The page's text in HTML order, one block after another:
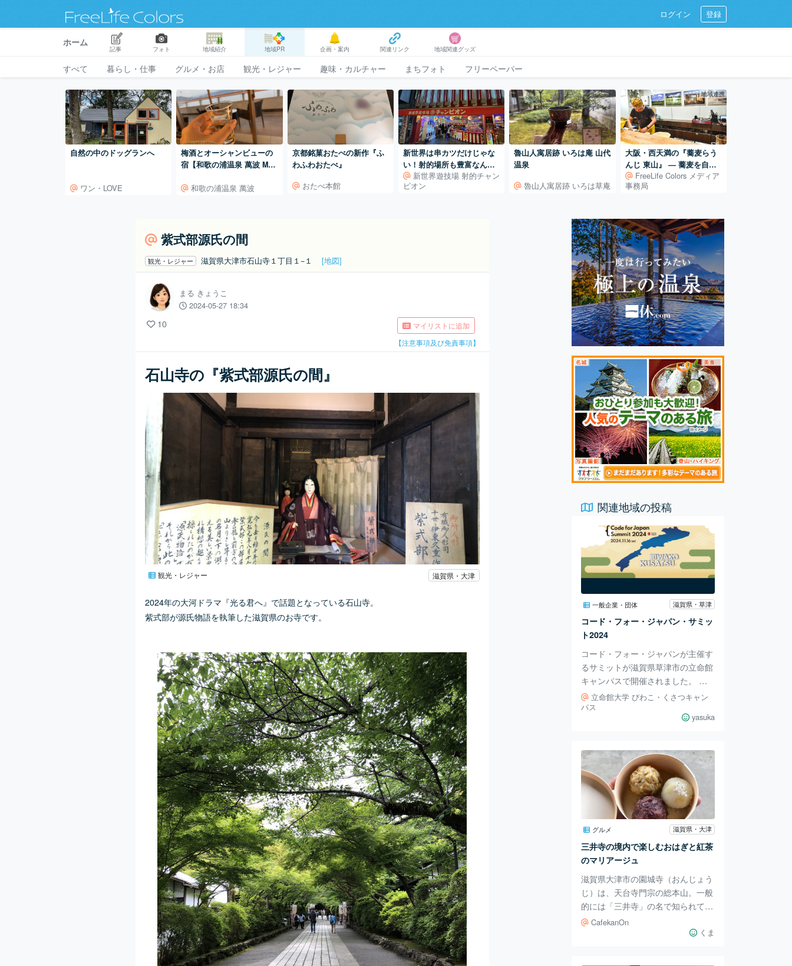
ログイン 登録
ホーム
記事 フォト 地域紹介 地域PR 企画・案内 関連リンク 地域関連グッズ
すべて 暮らし・仕事 グルメ・お店 観光・レジャー 趣味・カルチャー まちフォト フリーペーパー
自然の中のドッグランへ
ワン・LOVE
梅酒とオーシャンビューの
宿【和歌の浦温泉 萬波 MA
和歌の浦温泉 萬波
京都銘菓おたべの新作『ふ
わふわおたべ』
おたべ本館
新世界は串カツだけじゃな
い！射的場所も豊富なんで
す♪新世界遊技場 射的チャン
ピオン
魯山人寓居跡 いろは庵 山代
温泉
魯山人寓居跡 いろは草庵
地域連携
大阪・西天満の『蕎麦らう
んじ 東山』 ― 蕎麦を自ら
学び、打ち続ける日常
FreeLife Colors メディア
事務局
紫式部源氏の間
観光・レジャー 滋賀県大津市石山寺１丁目１−１ [地図]
まる きょうこ
2024-05-27 18:34
10
マイリストに追加
【注意事項及び免責事項】
石山寺の『紫式部源氏の間』
観光・レジャー 滋賀県・大津
2024年の大河ドラマ『光る君へ』で話題となっている石山寺。
紫式部が源氏物語を執筆した滋賀県のお寺です。
関連地域の投稿
一般企業・団体 滋賀県・草津
コード・フォー・ジャパン・サミッ
ト2024
コード・フォー・ジャパンが主催す
るサミットが滋賀県草津市の立命館
キャンパスで開催されました。 コ
ード・フォー・ジャパンとは、「IT
を使って創造的に社会をアップデー
トする」という意味が含まれていま
自分自身で考え、行動し、繋がるこ
とで社会を良くしていくように、集
まる「場」を提供しています。
「ともに考え、ともにつくる」ひと
りひとりが考え、行動できる仕組み
をつくりましょう。 会場となった
立命館草津キャンパス。 広すぎて
迷子、迷子～。 学生さんに教えて
もらいました。 シ
立命館大学 びわこ・くさつキャン
パス
yasuka
グルメ 滋賀県・大津
三井寺の境内で楽しむおはぎと紅茶
のマリアージュ
滋賀県大津市の園城寺（おんじょう
じ）は、天台寺門宗の総本山。一般
的には「三井寺」の名で知られてい
ます。 観音堂は西国三十三所観音
霊場の第14番札所で、近江八景の1
CafekanOn
くま